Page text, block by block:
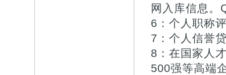
网入库信息。
6：个人职称
7：个人信誉
8：在国家人
500强等高端